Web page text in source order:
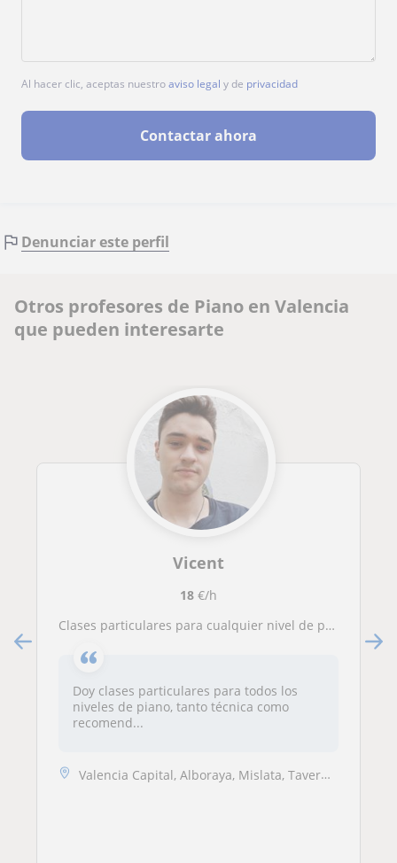
Al hacer clic, aceptas nuestroaviso legal y de privacidad
Contactar ahora
Denunciar este perfil
Otros profesores de Piano en Valencia
que pueden interesarte
Vicent
18€/h
Clases particulares para cualquier nivel de piano, también iniciación en piano
Doy clases particulares para todos los
niveles de piano, tanto técnica como
recomend...
Valencia Capital, Alboraya, Mislata, Tavernes Blanques